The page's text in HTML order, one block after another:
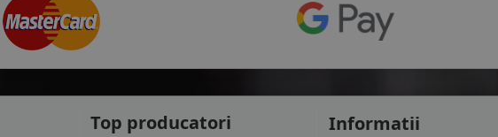
Top producatori Informatii